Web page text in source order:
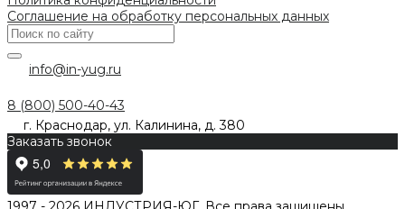
Соглашение на обработку персональных данных
info@in-yug.ru
8 (800) 500-40-43
г. Краснодар, ул. Калинина, д. 380
Заказать звонок